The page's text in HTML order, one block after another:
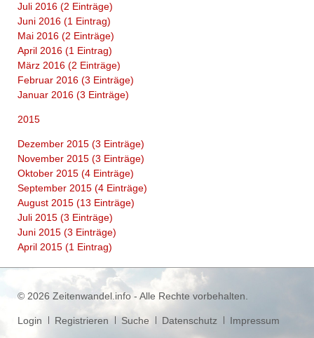
Juli 2016 (2 Einträge)
Juni 2016 (1 Eintrag)
Mai 2016 (2 Einträge)
April 2016 (1 Eintrag)
März 2016 (2 Einträge)
Februar 2016 (3 Einträge)
Januar 2016 (3 Einträge)
2015
Dezember 2015 (3 Einträge)
November 2015 (3 Einträge)
Oktober 2015 (4 Einträge)
September 2015 (4 Einträge)
August 2015 (13 Einträge)
Juli 2015 (3 Einträge)
Juni 2015 (3 Einträge)
April 2015 (1 Eintrag)
© 2026 Zeitenwandel.info - Alle Rechte vorbehalten.
Navigation
Login Registrieren Suche Datenschutz Impressum